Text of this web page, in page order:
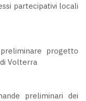
partecipativi locali
progetto
Volterra
preliminari dei